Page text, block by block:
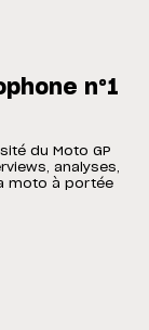
n°1
du Moto GP
analyses,
moto à portée